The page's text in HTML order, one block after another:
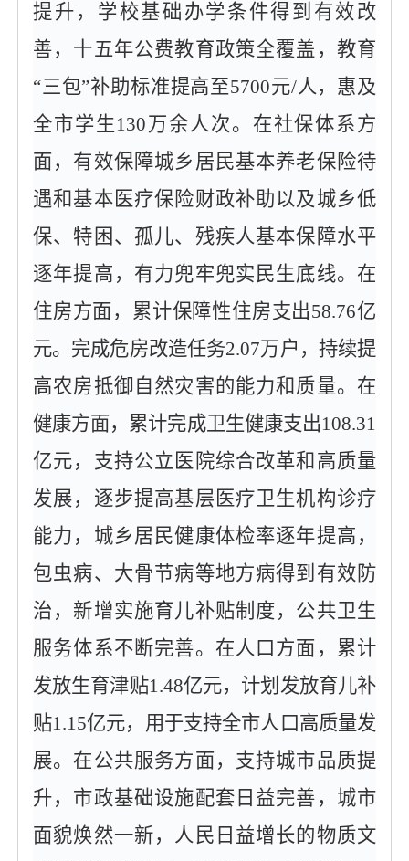
提升，学校基础办学条件得到有效改
善，十五年公费教育政策全覆盖，教育
“三包”补助标准提高至5700元/人，惠及
全市学生130万余人次。在社保体系方
面，有效保障城乡居民基本养老保险待
遇和基本医疗保险财政补助以及城乡低
保、特困、孤儿、残疾人基本保障水平
逐年提高，有力兜牢兜实民生底线。在
住房方面，累计保障性住房支出58.76亿
元。完成危房改造任务2.07万户，持续提
高农房抵御自然灾害的能力和质量。在
健康方面，累计完成卫生健康支出108.31
亿元，支持公立医院综合改革和高质量
发展，逐步提高基层医疗卫生机构诊疗
能力，城乡居民健康体检率逐年提高，
包虫病、大骨节病等地方病得到有效防
治，新增实施育儿补贴制度，公共卫生
服务体系不断完善。在人口方面，累计
发放生育津贴1.48亿元，计划发放育儿补
贴1.15亿元，用于支持全市人口高质量发
展。在公共服务方面，支持城市品质提
升，市政基础设施配套日益完善，城市
面貌焕然一新，人民日益增长的物质文